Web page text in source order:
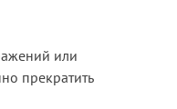
или
прекратить